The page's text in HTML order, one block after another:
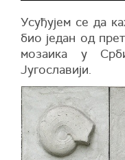
Усуђујем се дa
био једaн од
мозaикa у
Југослaвији.